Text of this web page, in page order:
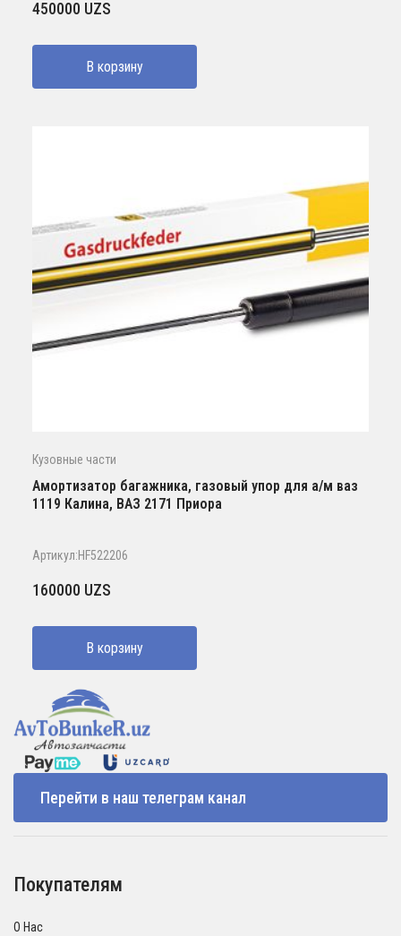
450000 UZS
В корзину
Кузовные части
Амортизатор багажника, газовый упор для а/м ваз
1119 Калина, ВАЗ 2171 Приора
Артикул:HF522206
160000 UZS
В корзину
Перейти в наш телеграм канал
Покупателям
О Нас